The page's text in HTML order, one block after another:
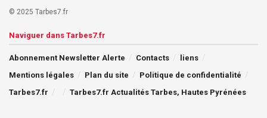
© 2025 Tarbes7.fr
Naviguer dans Tarbes7.fr
Abonnement Newsletter Alerte Contacts
liens
Mentions légales
Plan du site
Politique de confidentialité
Tarbes7.fr
Tarbes7.fr Actualités Tarbes, Hautes Pyrénées